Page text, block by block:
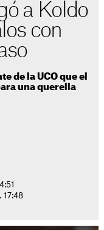
a Koldo
con
de la UCO que el
una querella
17:48